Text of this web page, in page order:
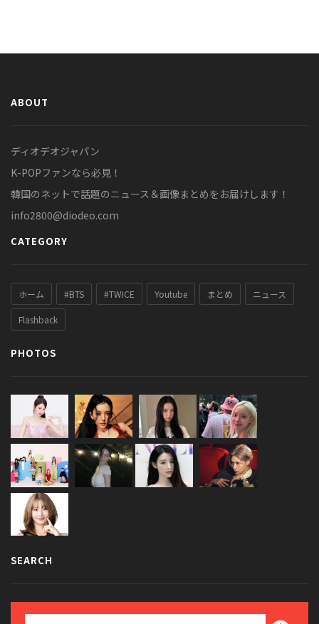
ABOUT
ディオデオジャパン
K-POPファンなら必見！
韓国のネットで話題のニュース＆画像まとめをお届けします！
info2800@diodeo.com
CATEGORY
ホーム #BTS #TWICE Youtube まとめ ニュース
Flashback
PHOTOS
SEARCH